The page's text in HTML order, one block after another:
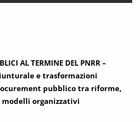
AL TERMINE DEL PNRR –
e trasformazioni
pubblico tra riforme,
organizzativi